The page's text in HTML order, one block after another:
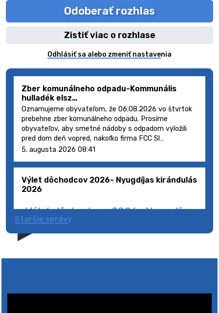
Odoberať rozhlas
Zistiť viac o rozhlase
Odhlásiť sa alebo zmeniť nastavenia
Zber komunálneho odpadu-Kommunális
hulladék elsz…
Oznamujeme obyvateľom, že 06.08.2026 vo štvrtok
prebehne zber komunálneho odpadu. Prosíme
obyvateľov, aby smetné nádoby s odpadom vyložili
pred dom deň vopred, nakoľko firma FCC Sl…
5. augusta 2026 08:41
Výlet dôchodcov 2026- Nyugdíjas kirándulás
2026
Výlet dôchodcov 2026- Nyugdíjas
kirándulás 2026
4. augusta 2026 10:05
hogy szerdán augusztus 05-én a gyűjtőudvar zárva
Staršie správy